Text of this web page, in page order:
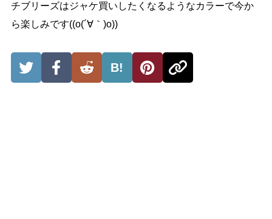
チブリーズはジャケ買いしたくなるようなカラーで今か
ら楽しみです((o(´∀｀)o))
B!